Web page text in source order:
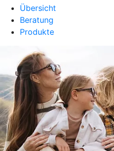
Übersicht
Beratung
Produkte